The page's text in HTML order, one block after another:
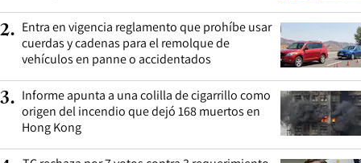
2. Entra en vigencia reglamento que prohíbe usar
cuerdas y cadenas para el remolque de
vehículos en panne o accidentados
3. Informe apunta a una colilla de cigarrillo como
origen del incendio que dejó 168 muertos en
Hong Kong